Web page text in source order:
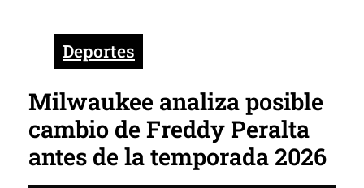
Deportes
Milwaukee analiza posible
cambio de Freddy Peralta
antes de la temporada 2026